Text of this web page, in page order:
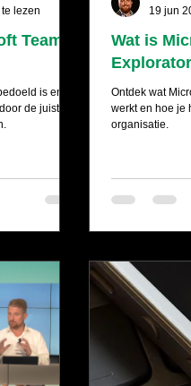
Teams
is en
de juiste
lezen
Wat is
Ontdek wat
werkt en hoe je
organisatie.
19 jun